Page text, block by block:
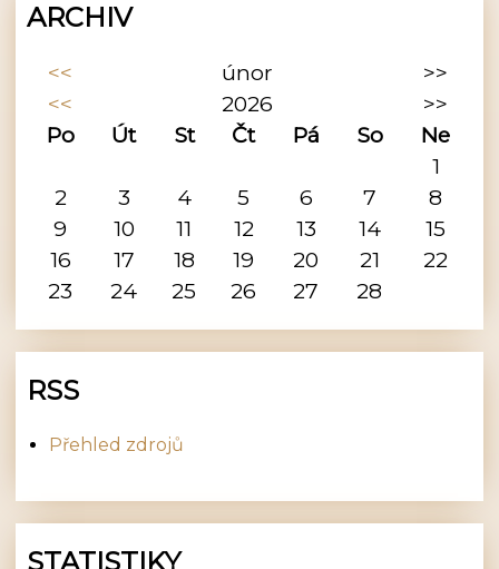
ARCHIV
<< únor
>>
<<
2026
>>
Po
Út St Čt Pá So
Ne
1
2
3 4 5 6 7
8
9
10 11 12 13 14
15
16
17 18 19 20 21
22
23
24 25 26 27 28
RSS
Přehled zdrojů
STATISTIKY